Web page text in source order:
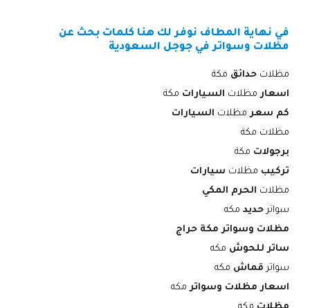
في نهاية المطاف نوفر لك هنا كلمات بحث عن
مظلات وسواتر في جوجل السعودية
مظلات حدائق مكة
اسعارمظلات السيارات مكة
كم سعرمظلات السيارات
مظلات مكة
برجولات مكة
تركيب مظلات سيارات
مظلات الحرم المكي
سواترحديد مكه
مظلات وسواتر مكة حراج
ساتر للحوش مكه
سواتر قماش مكه
اسعار مظلات وسواترمكه